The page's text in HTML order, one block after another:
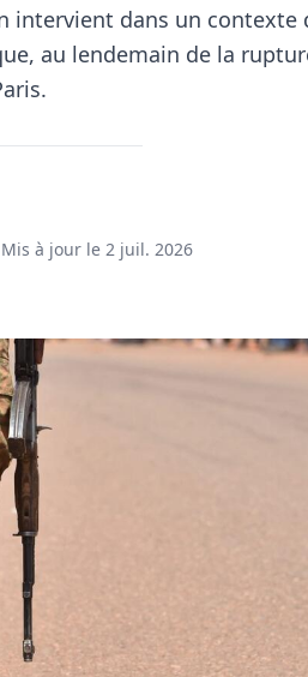
intervient dans un
au lendemain de la
Mis à jour le 2 juil. 2026